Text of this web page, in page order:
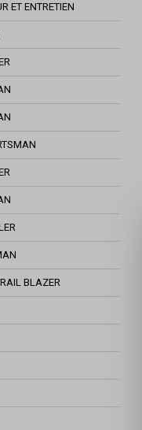
ET ENTRETIEN
BLAZER